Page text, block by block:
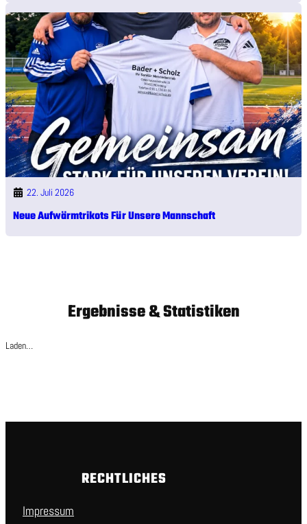
22. Juli 2026
Neue Aufwärmtrikots Für Unsere Mannschaft
Ergebnisse & Statistiken
Laden…
RECHTLICHES
Impressum